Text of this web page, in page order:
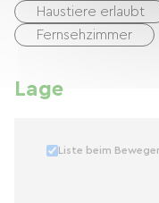
Haustiere erlaubt
Fernsehzimmer
Lage
Liste beim